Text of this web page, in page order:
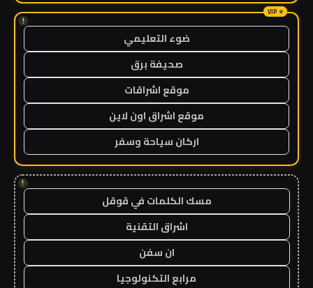
!
ضوء التعليمي
صحيفة برق
موقع اشراقات
موقع اشراق اون لاين
اركان سياحة وسفر
!
مسك الكلمات في قوقل
اشراق التقنية
ان سفن
مرابع التكنولوجيا